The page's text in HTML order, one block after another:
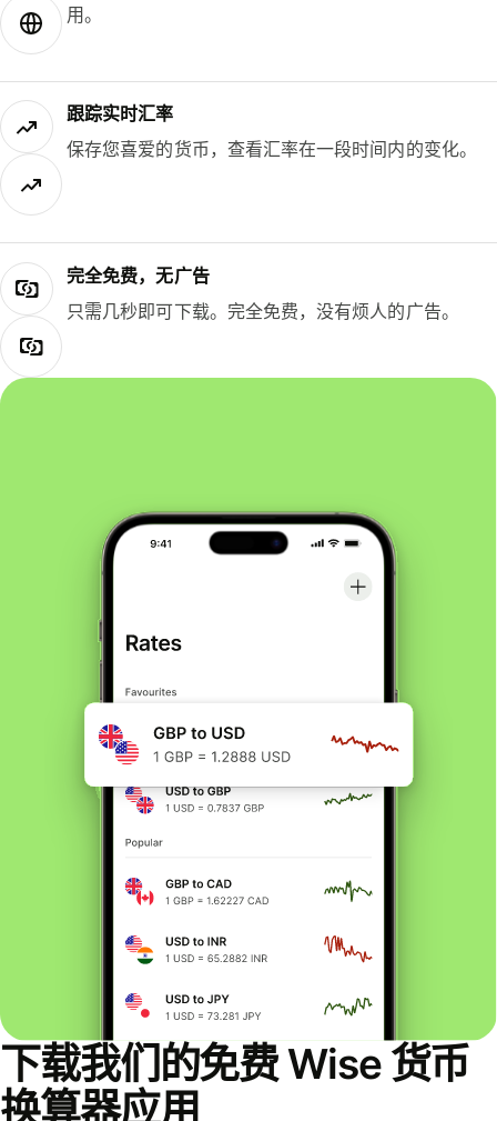
用。
跟踪实时汇率
保存您喜爱的货币，查看汇率在一段时间内的变化。
完全免费，无广告
只需几秒即可下载。完全免费，没有烦人的广告。
下载我们的免费 Wise 货币
换算器应用